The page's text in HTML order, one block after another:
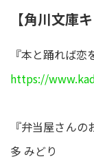
【角川文庫
『本と踊れば
https://
『弁当屋さん
多 みどり